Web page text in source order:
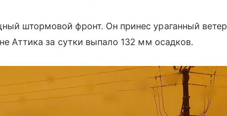
штормовой фронт. Он принес ураганный ветер
Аттика за сутки выпало 132 мм осадков.